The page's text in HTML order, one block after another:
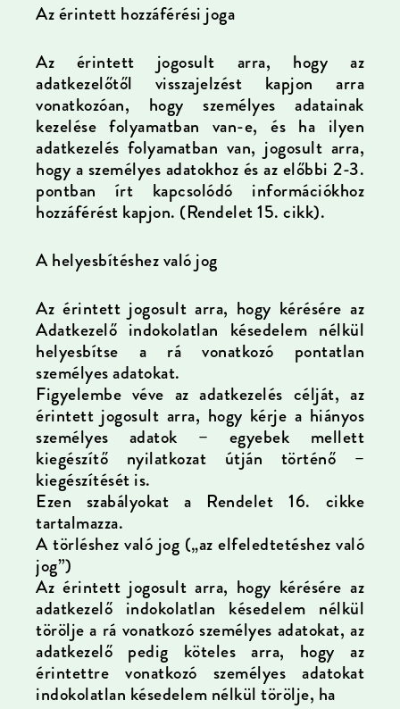
Az érintett hozzáférési joga
Az érintett jogosult arra, hogy az
adatkezelőtől visszajelzést kapjon arra
vonatkozóan, hogy személyes adatainak
kezelése folyamatban van-e, és ha ilyen
adatkezelés folyamatban van, jogosult arra,
hogy a személyes adatokhoz és az előbbi 2-3.
pontban írt kapcsolódó információkhoz
hozzáférést kapjon. (Rendelet 15. cikk).
A helyesbítéshez való jog
Az érintett jogosult arra, hogy kérésére az
Adatkezelő indokolatlan késedelem nélkül
helyesbítse a rá vonatkozó pontatlan
személyes adatokat.
Figyelembe véve az adatkezelés célját, az
érintett jogosult arra, hogy kérje a hiányos
személyes adatok – egyebek mellett
kiegészítő nyilatkozat útján történő –
kiegészítését is.
Ezen szabályokat a Rendelet 16. cikke
tartalmazza.
A törléshez való jog („az elfeledtetéshez való
jog”)
Az érintett jogosult arra, hogy kérésére az
adatkezelő indokolatlan késedelem nélkül
törölje a rá vonatkozó személyes adatokat, az
adatkezelő pedig köteles arra, hogy az
érintettre vonatkozó személyes adatokat
indokolatlan késedelem nélkül törölje, ha